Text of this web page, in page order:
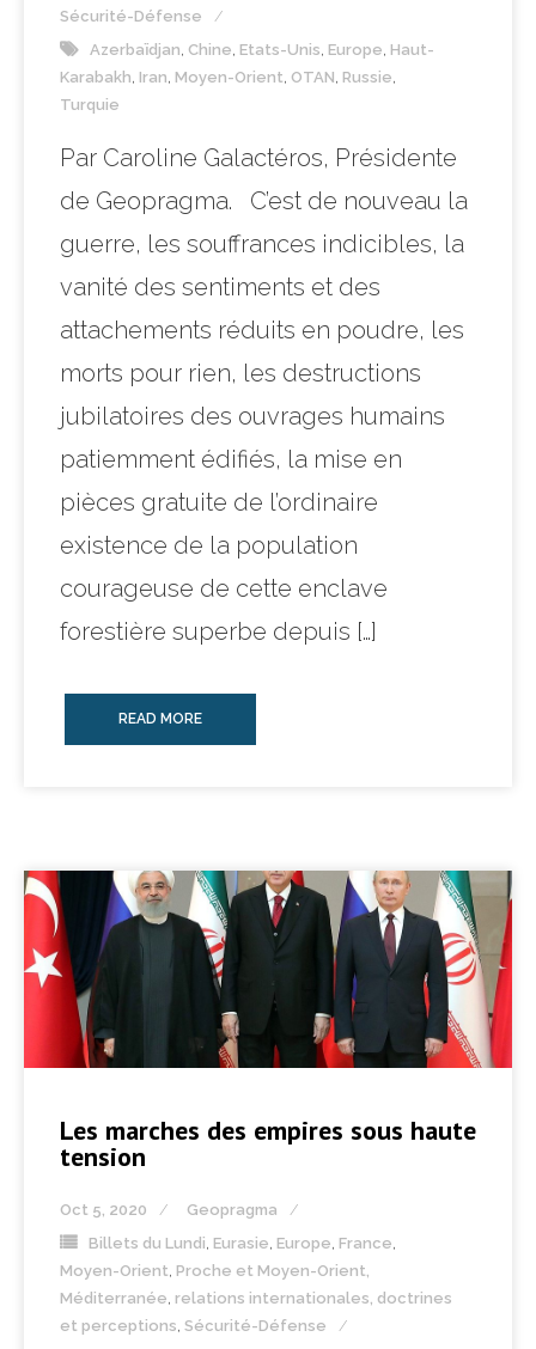
Sécurité-Défense
Azerbaïdjan, Chine, Etats-Unis, Europe, Haut-
Karabakh, Iran, Moyen-Orient, OTAN, Russie,
Turquie
Par Caroline Galactéros, Présidente
de Geopragma. C’est de nouveau la
guerre, les souffrances indicibles, la
vanité des sentiments et des
attachements réduits en poudre, les
morts pour rien, les destructions
jubilatoires des ouvrages humains
patiemment édifiés, la mise en
pièces gratuite de l’ordinaire
existence de la population
courageuse de cette enclave
forestière superbe depuis […]
READ MORE
Les marches des empires sous haute
tension
Oct 5, 2020
Geopragma
Billets du Lundi Eurasie Europe France
Moyen-Orient Proche et Moyen-Orient,
Méditerranée relations internationales, doctrines
et perceptions Sécurité-Défense